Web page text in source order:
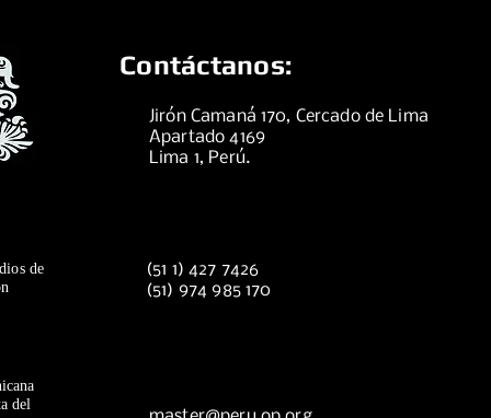
Contáctanos:
Jirón Camaná 170, Cercado de Lima
Apartado 4169
Lima 1, Perú.
de
(51 1) 427 7426
(51) 974 985 170
del